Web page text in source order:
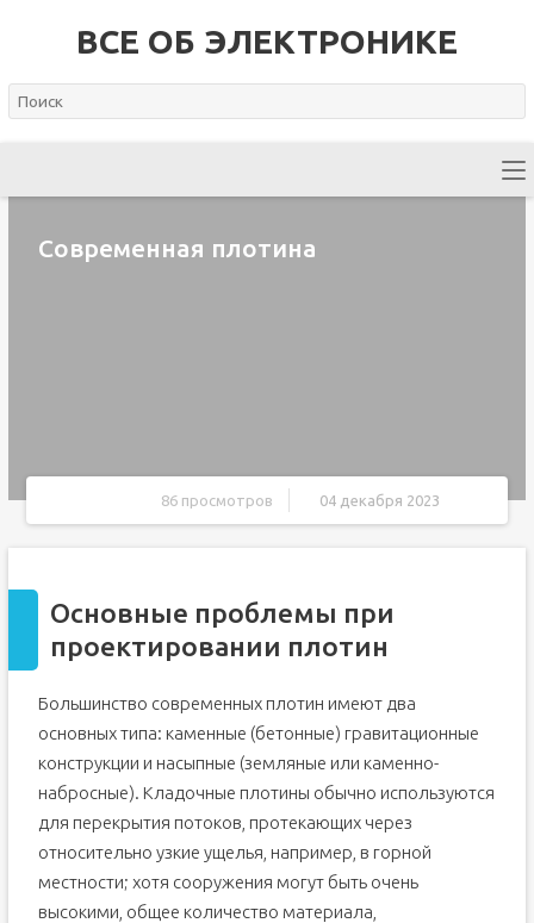
ВСЕ ОБ ЭЛЕКТРОНИКЕ
Современная плотина
86 просмотров 04 декабря 2023
Основные проблемы при
проектировании плотин
Большинство современных плотин имеют два
основных типа: каменные (бетонные) гравитационные
конструкции и насыпные (земляные или каменно-
набросные). Кладочные плотины обычно используются
для перекрытия потоков, протекающих через
относительно узкие ущелья, например, в горной
местности; хотя сооружения могут быть очень
высокими, общее количество материала,